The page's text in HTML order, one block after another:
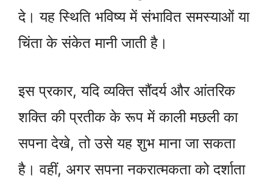
दे। यह स्थिति भविष्य में संभावित समस्याओं या
चिंता के संकेत मानी जाती है।
इस प्रकार, यदि व्यक्ति सौंदर्य और आंतरिक
शक्ति की प्रतीक के रूप में काली मछली का
सपना देखे, तो उसे यह शुभ माना जा सकता
है। वहीं, अगर सपना नकरात्मकता को दर्शाता